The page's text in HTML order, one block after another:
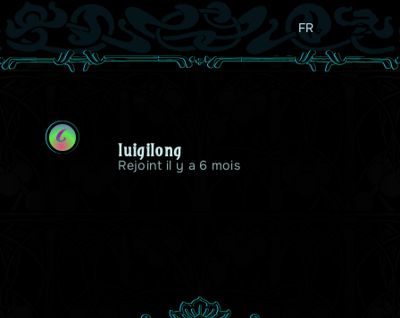
FR
L
luigilong
Rejoint il y a 6 mois